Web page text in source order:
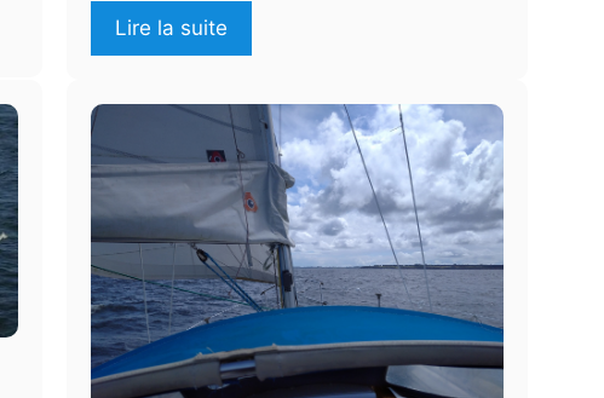
Lire la suite